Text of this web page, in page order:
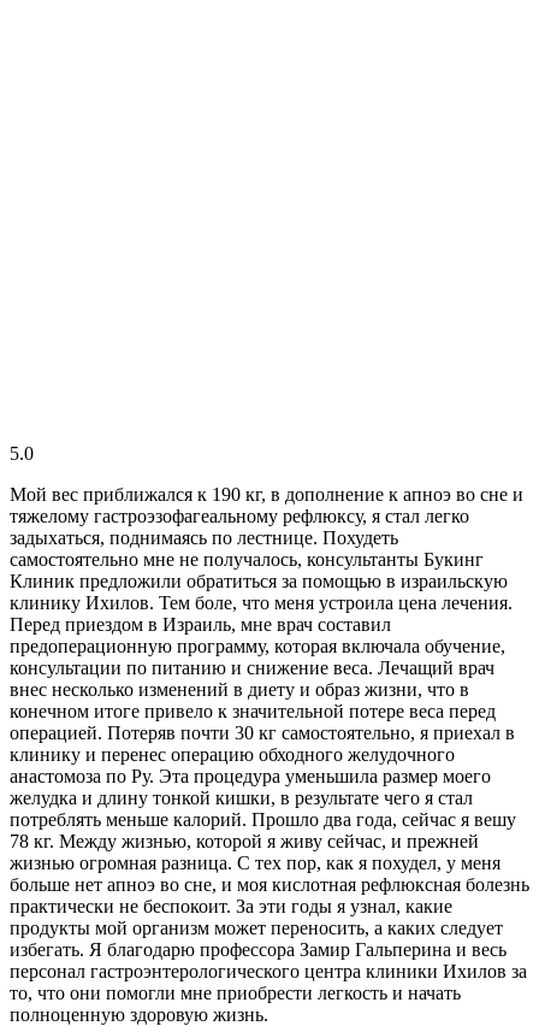
5.0
Мой вес приближался к 190 кг, в дополнение к апноэ во сне и
тяжелому гастроэзофагеальному рефлюксу, я стал легко
задыхаться, поднимаясь по лестнице. Похудеть
самостоятельно мне не получалось, консультанты Букинг
Клиник предложили обратиться за помощью в израильскую
клинику Ихилов. Тем боле, что меня устроила цена лечения.
Перед приездом в Израиль, мне врач составил
предоперационную программу, которая включала обучение,
консультации по питанию и снижение веса. Лечащий врач
внес несколько изменений в диету и образ жизни, что в
конечном итоге привело к значительной потере веса перед
операцией. Потеряв почти 30 кг самостоятельно, я приехал в
клинику и перенес операцию обходного желудочного
анастомоза по Ру. Эта процедура уменьшила размер моего
желудка и длину тонкой кишки, в результате чего я стал
потреблять меньше калорий. Прошло два года, сейчас я вешу
78 кг. Между жизнью, которой я живу сейчас, и прежней
жизнью огромная разница. С тех пор, как я похудел, у меня
больше нет апноэ во сне, и моя кислотная рефлюксная болезнь
практически не беспокоит. За эти годы я узнал, какие
продукты мой организм может переносить, а каких следует
избегать. Я благодарю профессора Замир Гальперина и весь
персонал гастроэнтерологического центра клиники Ихилов за
то, что они помогли мне приобрести легкость и начать
полноценную здоровую жизнь.